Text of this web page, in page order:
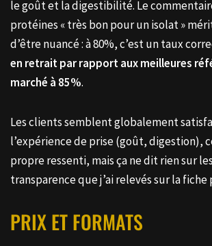
le goût et la digestibilité. Le
protéines « très bon pour un isolat »
d’être nuancé : à 80%, c’est un taux
en retrait par rapport aux meilleures
marché à 85%.
Les clients semblent globalement
l’expérience de prise (goût, digestion),
propre ressenti, mais ça ne dit rien sur
transparence que j’ai relevés sur la
PRIX ET FORMATS